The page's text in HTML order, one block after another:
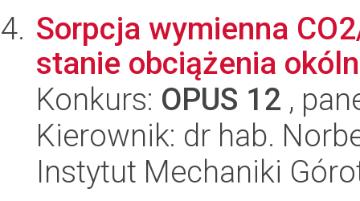
Sorpcja wymienna
stanie obciążenia
Konkurs: OPUS 12 ,
Kierownik: dr hab.
Instytut Mechaniki